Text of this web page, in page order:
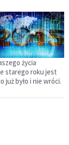
życia
starego roku jest
już było i nie wróci.